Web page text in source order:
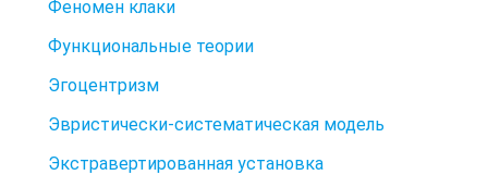
Феномен клаки
Функциональные теории
Эгоцентризм
Эвристически-систематическая модель
Экстравертированная установка